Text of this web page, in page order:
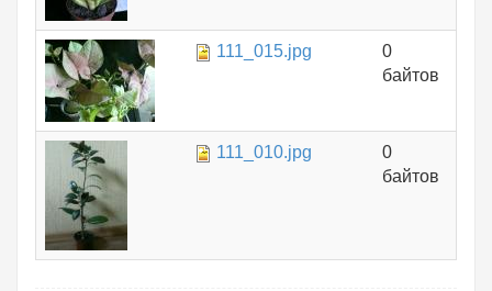
111_015.jpg
0
байтов
111_010.jpg
0
байтов